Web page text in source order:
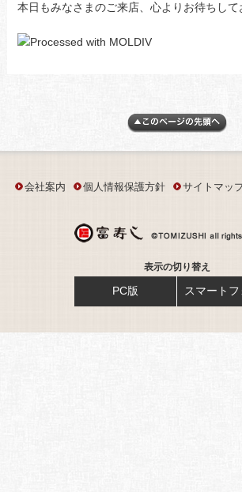
本日もみなさまのご来店、心よりお待ちし
会社案内 個人情報保護方針 サイトマッ
表示の切り替え
PC版 スマート